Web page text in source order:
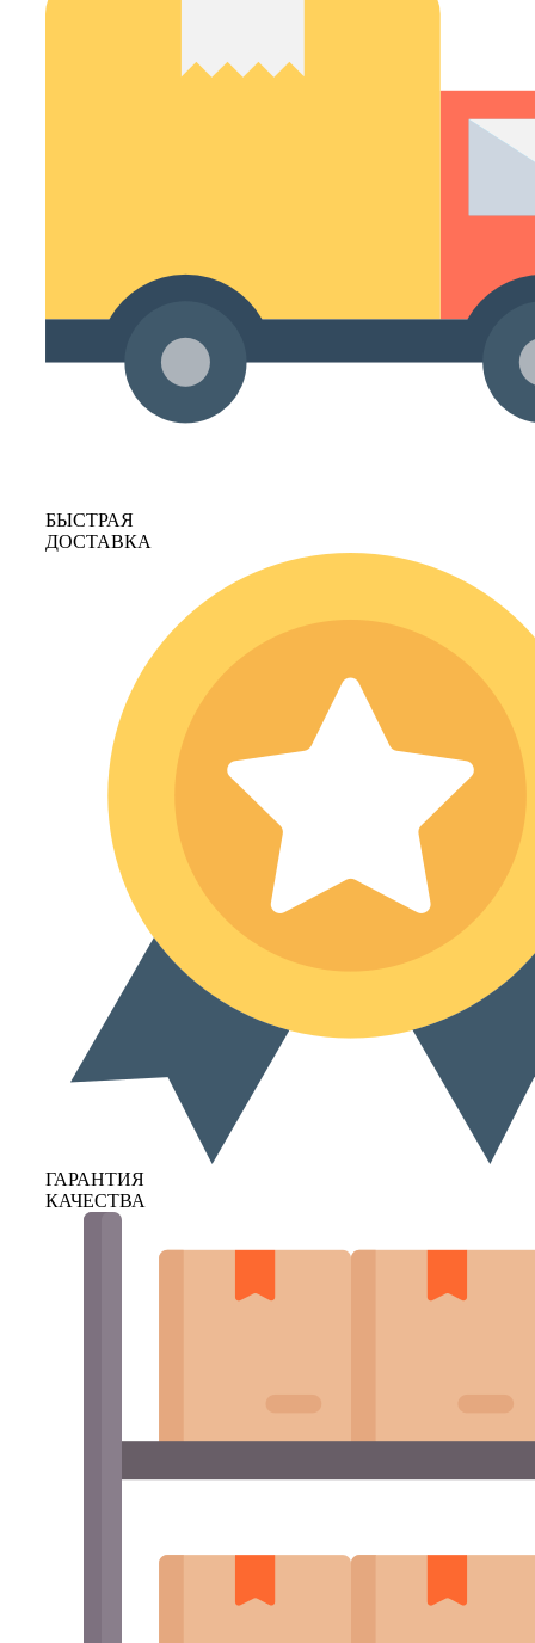
БЫСТРАЯ
ДОСТАВКА
ГАРАНТИЯ
КАЧЕСТВА